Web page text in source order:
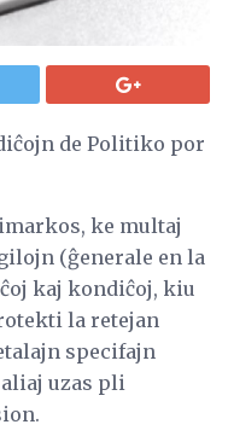
de Politiko por
ke multaj
(ĝenerale en la
kaj kondiĉoj, kiu
la retejan
specifajn
uzas pli